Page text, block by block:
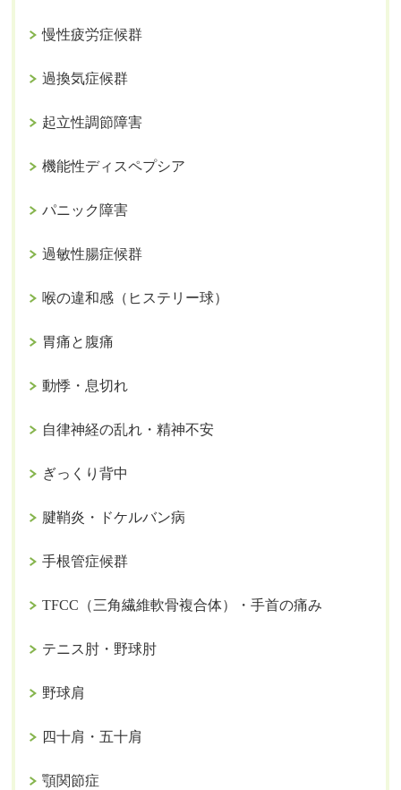
慢性疲労症候群
過換気症候群
起立性調節障害
機能性ディスペプシア
パニック障害
過敏性腸症候群
喉の違和感（ヒステリー球）
胃痛と腹痛
動悸・息切れ
自律神経の乱れ・精神不安
ぎっくり背中
腱鞘炎・ドケルバン病
手根管症候群
TFCC（三角繊維軟骨複合体）・手首の痛み
テニス肘・野球肘
野球肩
四十肩・五十肩
顎関節症